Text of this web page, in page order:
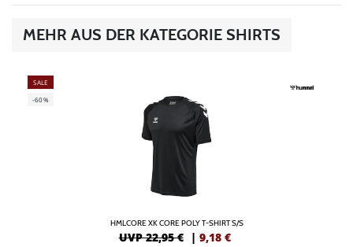
MEHR AUS DER KATEGORIE SHIRTS
SALE
-60%
HMLCORE XK CORE POLY T-SHIRT S/S
UVP 22,95 € | 9,18 €